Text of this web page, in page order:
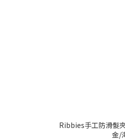
Ribbies手工防滑髮
金/